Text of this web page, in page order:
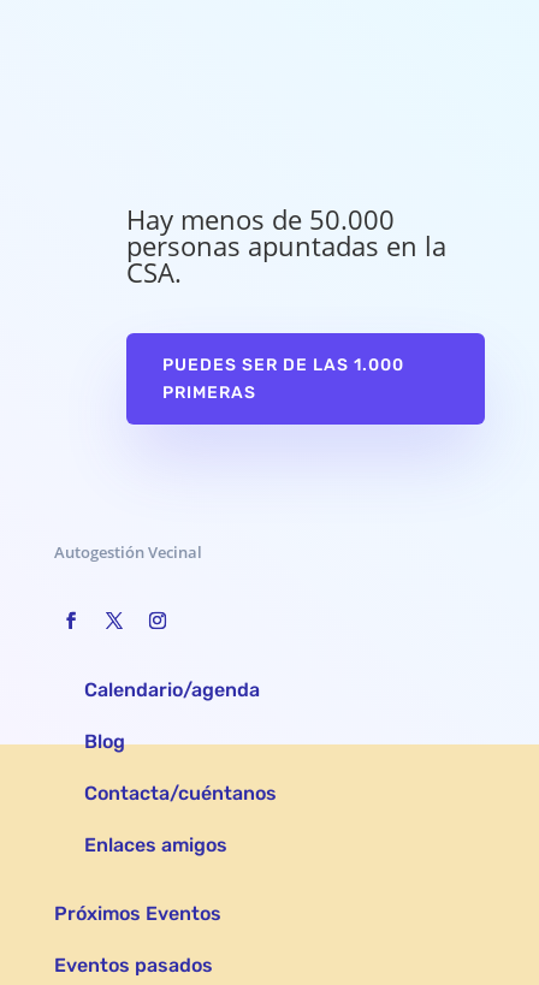
Hay menos de 50.000
personas apuntadas en la
CSA.
PUEDES SER DE LAS 1.000
PRIMERAS
Autogestión Vecinal
Calendario/agenda
Blog
Contacta/cuéntanos
Enlaces amigos
Próximos Eventos
Eventos pasados